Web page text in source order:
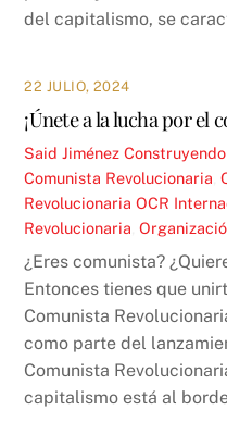
del capitalismo, se
22 JULIO, 2024
¡Únete a la lucha por el
Said Jiménez
Comunista Revolucionaria ,
Revolucionaria OCR
Revolucionaria ,
¿Eres comunista?
Entonces tienes que
Comunista
como parte del
Comunista
capitalismo está al